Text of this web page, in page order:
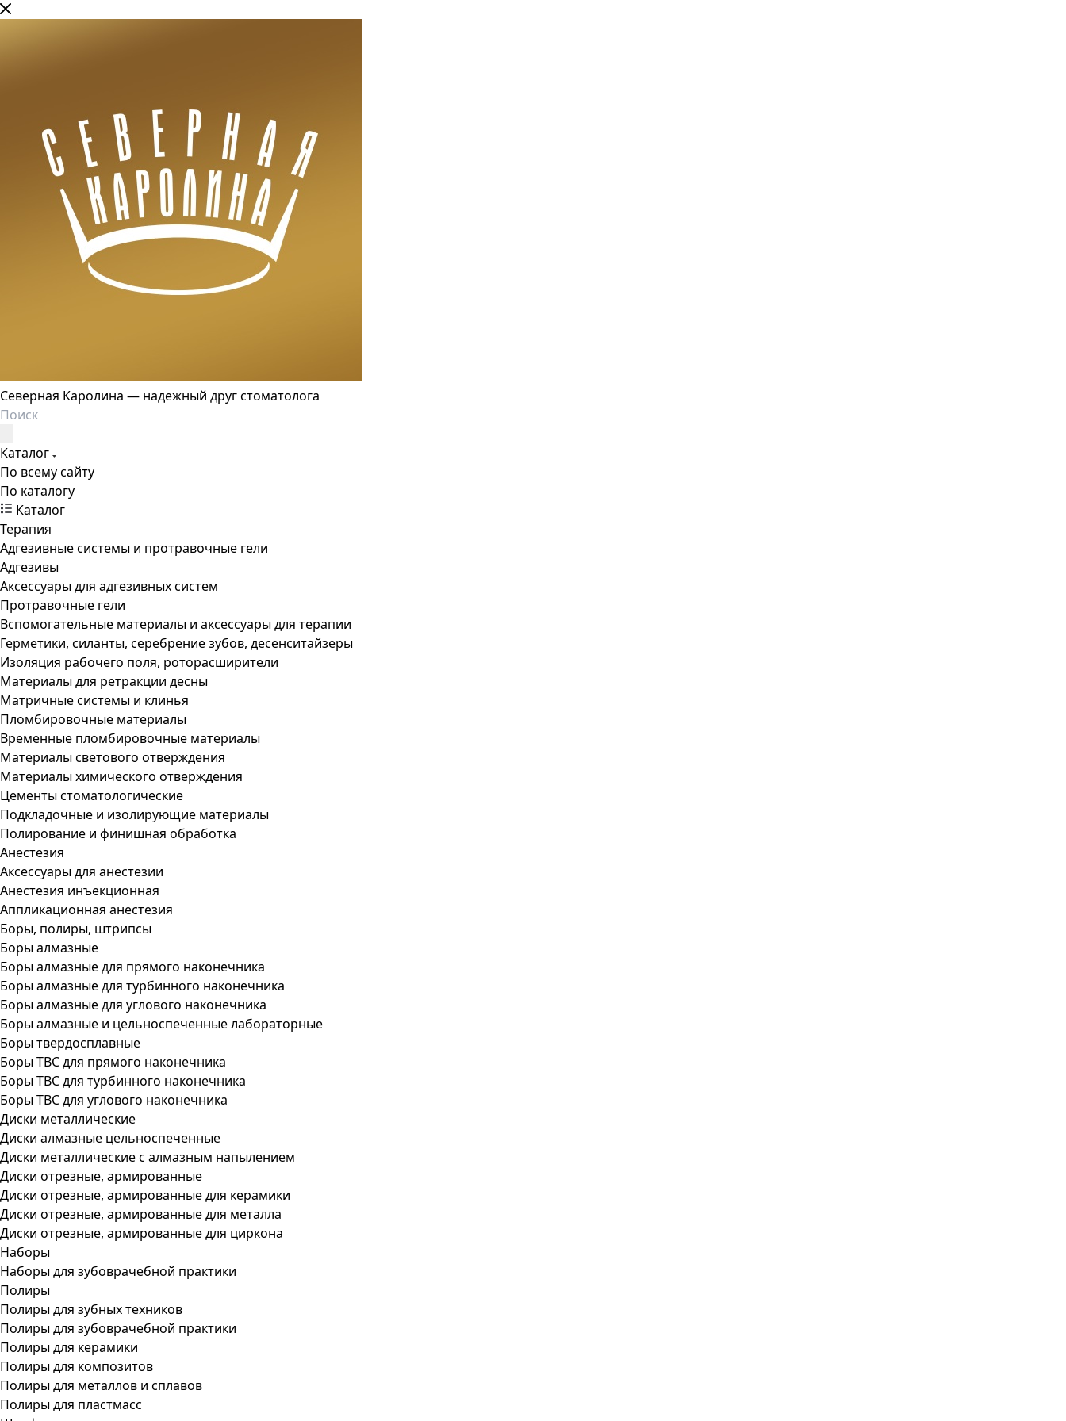
Северная Каролина — надежный друг стоматолога
Каталог
По всему сайту
По каталогу
Каталог
Терапия
Адгезивные системы и протравочные гели
Адгезивы
Аксессуары для адгезивных систем
Протравочные гели
Вспомогательные материалы и аксессуары для терапии
Герметики, силанты, серебрение зубов, десенситайзеры
Изоляция рабочего поля, роторасширители
Материалы для ретракции десны
Матричные системы и клинья
Пломбировочные материалы
Временные пломбировочные материалы
Материалы светового отверждения
Материалы химического отверждения
Цементы стоматологические
Подкладочные и изолирующие материалы
Полирование и финишная обработка
Анестезия
Аксессуары для анестезии
Анестезия инъекционная
Аппликационная анестезия
Боры, полиры, штрипсы
Боры алмазные
Боры алмазные для прямого наконечника
Боры алмазные для турбинного наконечника
Боры алмазные для углового наконечника
Боры алмазные и цельноспеченные лабораторные
Боры твердосплавные
Боры ТВС для прямого наконечника
Боры ТВС для турбинного наконечника
Боры ТВС для углового наконечника
Диски металлические
Диски алмазные цельноспеченные
Диски металлические с алмазным напылением
Диски отрезные, армированные
Диски отрезные, армированные для керамики
Диски отрезные, армированные для металла
Диски отрезные, армированные для циркона
Наборы
Наборы для зубоврачебной практики
Полиры
Полиры для зубных техников
Полиры для зубоврачебной практики
Полиры для керамики
Полиры для композитов
Полиры для металлов и сплавов
Полиры для пластмасс